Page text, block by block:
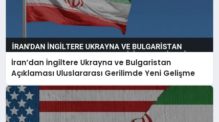
İran’dan İngiltere Ukrayna ve Bulgaristan
Açıklaması Uluslararası Gerilimde Yeni Gelişme